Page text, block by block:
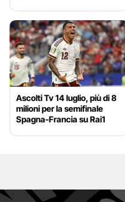
Ascolti Tv 14 luglio, più di 8
milioni per la semifinale
Spagna-Francia su Rai1